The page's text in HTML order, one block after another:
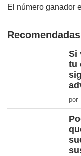
El número ganador
Recomendadas
Si
tu
por